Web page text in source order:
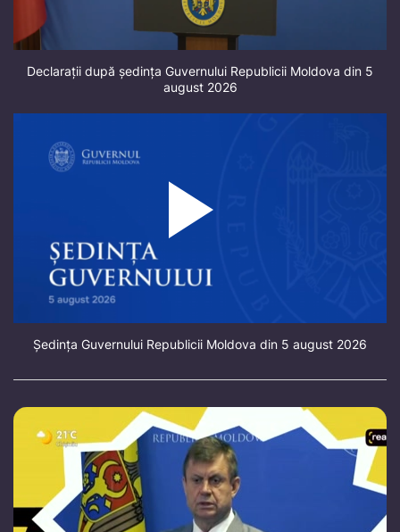
Declarații după ședința Guvernului Republicii Moldova din 5
august 2026
Ședința Guvernului Republicii Moldova din 5 august 2026